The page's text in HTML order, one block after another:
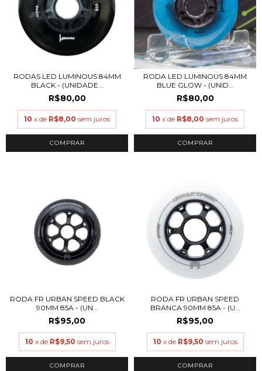
RODAS LED LUMINOUS 84MM
BLACK - (UNIDADE...
R$80,00
10 x de R$8,00 sem juros
COMPRAR
RODA LED LUMINOUS 84MM
BLUE GLOW - (UNID...
R$80,00
10 x de R$8,00 sem juros
COMPRAR
RODA FR URBAN SPEED BLACK
90MM 85A - (UN...
R$95,00
10 x de R$9,50 sem juros
COMPRAR
RODA FR URBAN SPEED
BRANCA 90MM 85A - (U...
R$95,00
10 x de R$9,50 sem juros
COMPRAR